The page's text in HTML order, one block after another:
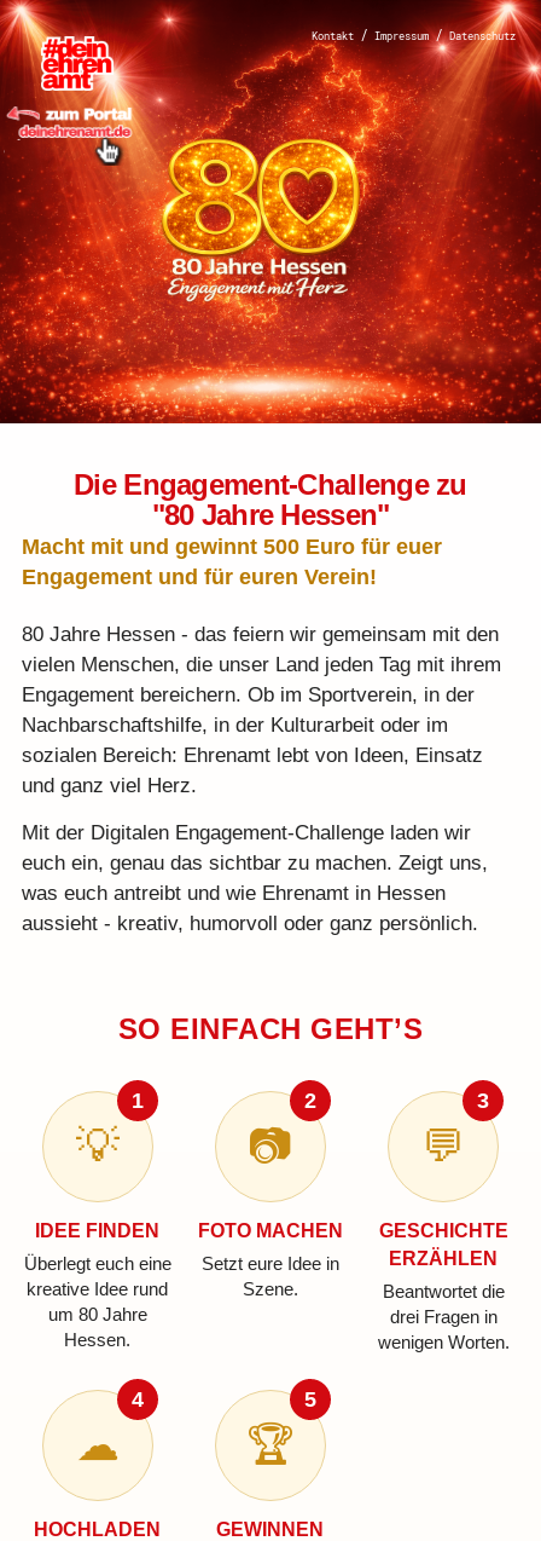
Hauptnavigation
Homepage | Wettbewerb
Dein Ehrenamt ist
Herzenssache
Teilnahmebedingungen
MeinMoment
Teilnahmebedingungen
KlappeAuf
Teilnahmebedingungen 80
Jahre Hessen
Impressum
Datenschutz
Kontakt / Impressum / Datenschutz
Die Engagement-Challenge zu
"80 Jahre Hessen"
Macht mit und gewinnt 500 Euro für euer
Engagement und für euren Verein!
80 Jahre Hessen - das feiern wir gemeinsam mit den
vielen Menschen, die unser Land jeden Tag mit ihrem
Engagement bereichern. Ob im Sportverein, in der
Nachbarschaftshilfe, in der Kulturarbeit oder im
sozialen Bereich: Ehrenamt lebt von Ideen, Einsatz
und ganz viel Herz.
Mit der Digitalen Engagement-Challenge laden wir
euch ein, genau das sichtbar zu machen. Zeigt uns,
was euch antreibt und wie Ehrenamt in Hessen
aussieht - kreativ, humorvoll oder ganz persönlich.
SO EINFACH GEHT’S
💡
1
IDEE FINDEN
Überlegt euch eine
kreative Idee rund
um 80 Jahre
Hessen.
📷
2
FOTO MACHEN
Setzt eure Idee in
Szene.
💬
3
GESCHICHTE
ERZÄHLEN
Beantwortet die
drei Fragen in
wenigen Worten.
☁
4
HOCHLADEN
🏆
5
GEWINNEN